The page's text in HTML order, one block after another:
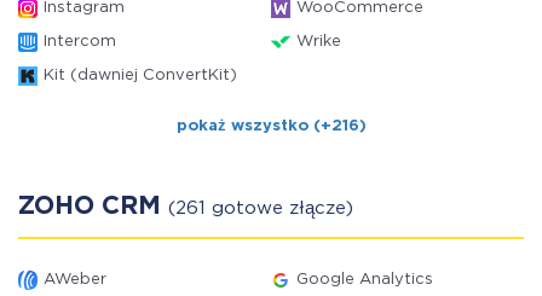
Instagram WooCommerce
Intercom Wrike
Kit (dawniej ConvertKit)
pokaż wszystko (+216)
ZOHO CRM (261 gotowe złącze)
AWeber Google Analytics